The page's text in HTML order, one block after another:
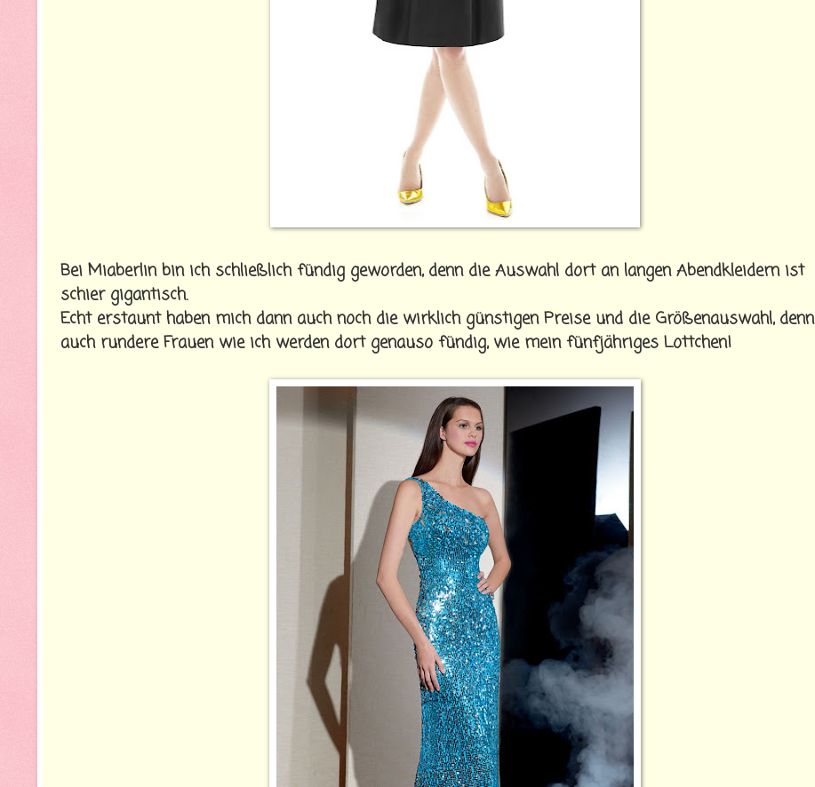
Bei Miaberlin bin ich schließlich fündig geworden, denn die Auswahl dort an langen Abendkleidern ist
schier gigantisch.
Echt erstaunt haben mich dann auch noch die wirklich günstigen Preise und die Größenauswahl, denn
auch rundere Frauen wie ich werden dort genauso fündig, wie mein fünfjähriges Lottchen!